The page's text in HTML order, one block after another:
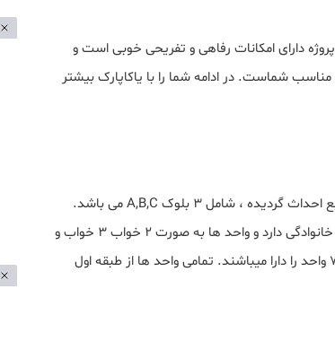
دارای امکانات رفاهی و تفریحی خوبی است و
مناسب شماست. در ادامه شما را با یاکاپارک بیشتر
این پرژه در منطقه کارتال در محله یاکاجیک در زمینی به مساحت ۶/۳۰۰ متر مبع احداث گردیده ، شامل ۳ بلوک A,B,C می باشد.
بلوک AوB شامل ۱۲ طبقه و بلوک C شامل ۱۶ طبقه میباشد این پروژه کانسپتی خانوادگی دارد و واحد ها به صورت ۲ خواب ۳ خواب و
۵ خواب ودوبلکس میباشد. در مجموع بلوک AوB هرکدام ۴۷ واحد و بلوک ۷۲C واحد را دارا میباشند. تمامی واحد ها از طبقه اول